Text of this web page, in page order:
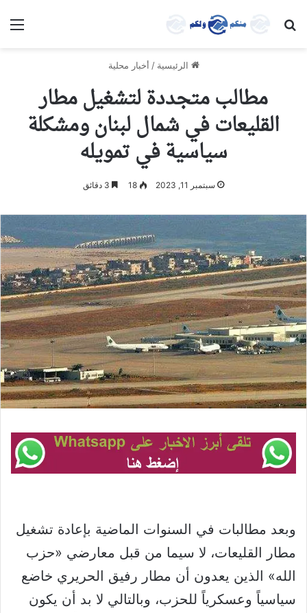
بحث عن
الرئيسية / أخبار محلية
مطالب متجددة لتشغيل مطار
القليعات في شمال لبنان ومشكلة
سياسية في تمويله
سبتمبر 11, 2023 18
وبعد مطالبات في السنوات الماضية بإعادة تشغيل
مطار القليعات، لا سيما من قبل معارضي «حزب
الله» الذين يعدون أن مطار رفيق الحريري خاضع
سياسياً وعسكرياً للحزب، وبالتالي لا بد أن يكون